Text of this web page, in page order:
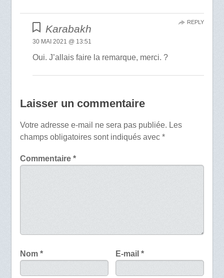
Karabakh
30 MAI 2021 @ 13:51
Oui. J’allais faire la remarque, merci. ?
REPLY
Laisser un commentaire
Votre adresse e-mail ne sera pas publiée. Les
champs obligatoires sont indiqués avec *
Commentaire *
Nom * E-mail*